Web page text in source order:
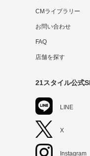
CMライブラリー
お問い合わせ
FAQ
店舗を探す
21スタイル公式
LINE
X
Instagram